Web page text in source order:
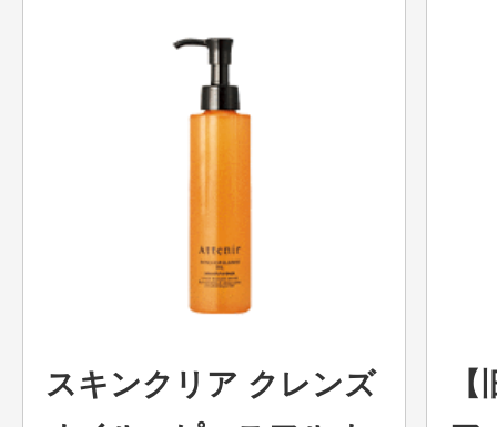
ファッション
ご利用ガイド
スキンクリア クレンズ